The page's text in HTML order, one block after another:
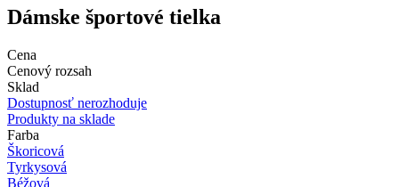
Dámske športové tielka
Cena
Cenový rozsah
Sklad
Dostupnosť nerozhoduje
Produkty na sklade
Farba
Škoricová
Tyrkysová
Béžová